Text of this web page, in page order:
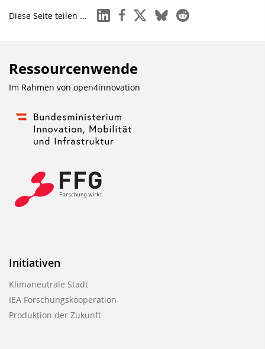
Diese Seite teilen ... linkedinfacebook
x blueskyreddit
Ressourcenwende
Im Rahmen von open4innovation
Initiativen
Klimaneutrale Stadt
IEA Forschungskooperation
Produktion der Zukunft